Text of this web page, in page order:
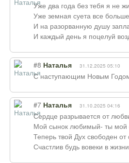
Уже два года без тебя я не
Уже земная суета все
И на разорванную душу
И каждый день я поцелуй
#8 Наталья 31.12.2025 05:10
С наступающим Новым
#7 Наталья 31.10.2025 04:16
Сердце разрывается от
Мой сынок любимый- ты мой
Теперь твой Дух свободен
Счастлив будь вовеки в